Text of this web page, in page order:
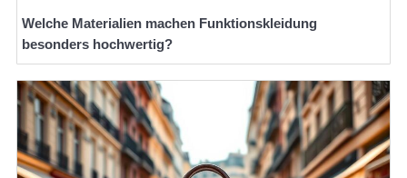
Welche Materialien machen Funktionskleidung
besonders hochwertig?